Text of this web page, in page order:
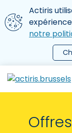
Aller au contenu
Nous utilisons
Actiris
notre
le menu